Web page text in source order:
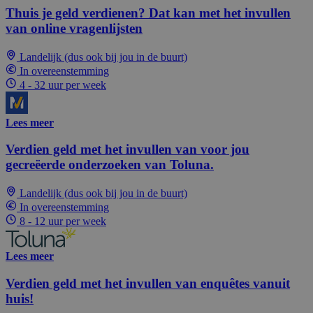
Thuis je geld verdienen? Dat kan met het invullen
van online vragenlijsten
Landelijk (dus ook bij jou in de buurt)
In overeenstemming
4 - 32 uur per week
Lees meer
Verdien geld met het invullen van voor jou
gecreëerde onderzoeken van Toluna.
Landelijk (dus ook bij jou in de buurt)
In overeenstemming
8 - 12 uur per week
Lees meer
Verdien geld met het invullen van enquêtes vanuit
huis!